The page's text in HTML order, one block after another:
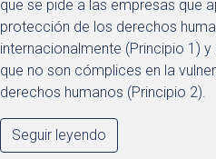
que se pide a las empresas que
protección de los derechos
internacionalmente (Principio 1)
que no son cómplices en la
derechos humanos (Principio 2).
Seguir leyendo